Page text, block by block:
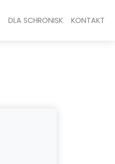
DLA SCHRONISK KONTAKT